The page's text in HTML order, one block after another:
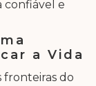
confiável e
a Vida
fronteiras do